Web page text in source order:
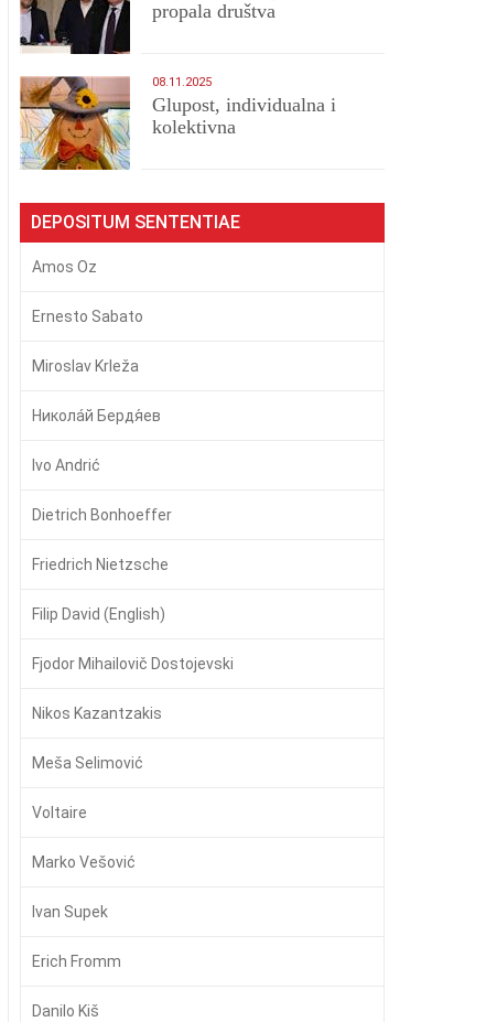
propala društva
08.11.2025
Glupost, individualna i
kolektivna
DEPOSITUM SENTENTIAE
Amos Oz
Ernesto Sabato
Miroslav Krleža
Никола́й Бердя́ев
Ivo Andrić
Dietrich Bonhoeffer
Friedrich Nietzsche
Filip David (English)
Fjodor Mihailovič Dostojevski
Nikos Kazantzakis
Meša Selimović
Voltaire
Marko Vešović
Ivan Supek
Erich Fromm
Danilo Kiš